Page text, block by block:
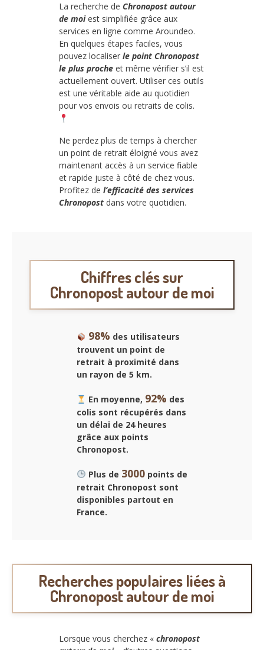
La recherche de Chronopost autour
de moiest simplifiée grâce aux
services en ligne comme Aroundeo.
En quelques étapes faciles, vous
pouvez localiser le point Chronopost
le plus proche et même vérifier s’il est
actuellement ouvert. Utiliser ces outils
est une véritable aide au quotidien
pour vos envois ou retraits de colis.
Ne perdez plus de temps à chercher
un point de retrait éloigné vous avez
maintenant accès à un service fiable
et rapide juste à côté de chez vous.
Profitez de l’efficacité des services
Chronopost dans votre quotidien.
Chiffres clés sur
Chronopost autour de moi
98% des utilisateurs
trouvent un point de
retrait à proximité dans
un rayon de 5 km.
En moyenne, 92% des
colis sont récupérés dans
un délai de 24 heures
grâce aux points
Chronopost.
Plus de 3000points de
retrait Chronopost sont
disponibles partout en
France.
Recherches populaires liées à
Chronopost autour de moi
Lorsque vous cherchez « chronopost